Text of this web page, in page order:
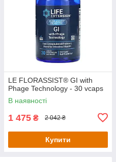
LE FLORASSIST® GI with
Phage Technology - 30 vcaps
В наявності
1 475 ₴ 2 042 ₴
Купити